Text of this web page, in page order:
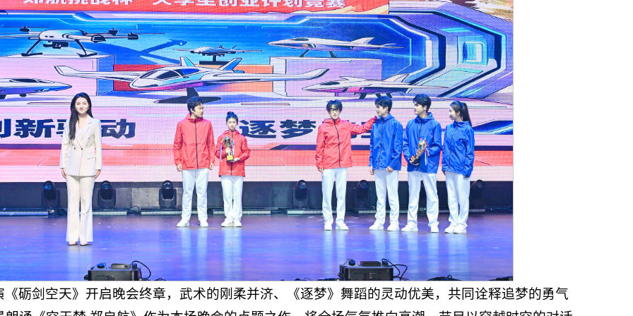
《砺剑空天》开启晚会终章，武术的刚柔并济、《逐梦》舞蹈的灵动优美，共同诠释追梦的勇气